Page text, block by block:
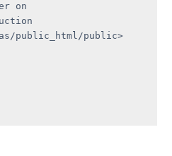
on
public_html/public>